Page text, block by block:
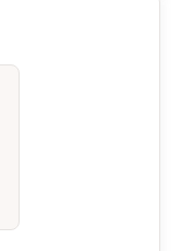
り比較的安価